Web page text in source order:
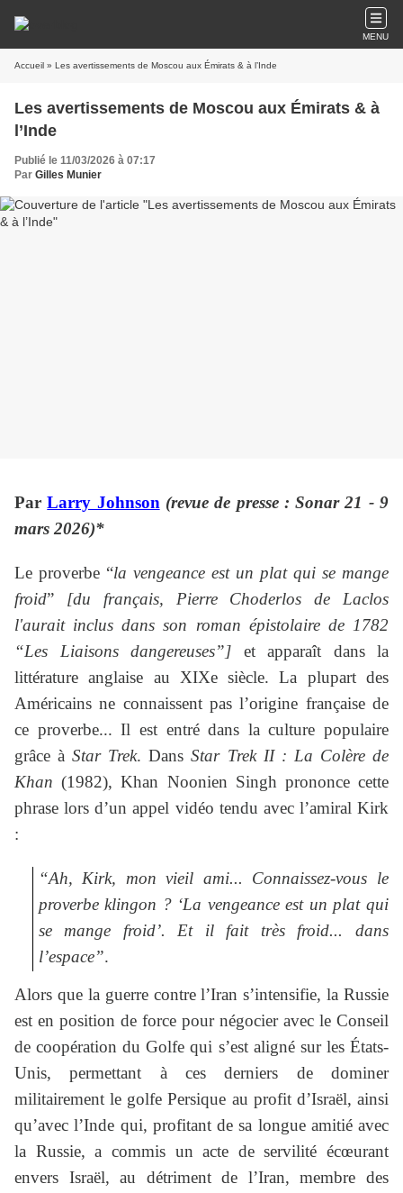
MENU
Accueil » Les avertissements de Moscou aux Émirats & à l’Inde
Les avertissements de Moscou aux Émirats & à
l’Inde
Publié le 11/03/2026 à 07:17
Par Gilles Munier
ParLarry Johnson (revue de presse : Sonar 21 - 9
mars 2026)*
Le proverbe “la vengeance est un plat qui se mange
froid” [du français, Pierre Choderlos de Laclos
l'aurait inclus dans son roman épistolaire de 1782
“Les Liaisons dangereuses”] et apparaît dans la
littérature anglaise au XIXe siècle. La plupart des
Américains ne connaissent pas l’origine française de
ce proverbe... Il est entré dans la culture populaire
grâce àStar Trek. DansStar Trek II : La Colère de
Khan (1982), Khan Noonien Singh prononce cette
phrase lors d’un appel vidéo tendu avec l’amiral Kirk
:
“Ah, Kirk, mon vieil ami... Connaissez-vous le
proverbe klingon ? ‘La vengeance est un plat qui
se mange froid’. Et il fait très froid... dans
l’espace”.
Alors que la guerre contre l’Iran s’intensifie, la Russie
est en position de force pour négocier avec le Conseil
de coopération du Golfe qui s’est aligné sur les États-
Unis, permettant à ces derniers de dominer
militairement le golfe Persique au profit d’Israël, ainsi
qu’avec l’Inde qui, profitant de sa longue amitié avec
la Russie, a commis un acte de servilité écœurant
envers Israël, au détriment de l’Iran, membre des